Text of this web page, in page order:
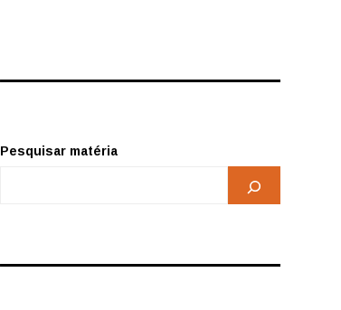
Pesquisar matéria